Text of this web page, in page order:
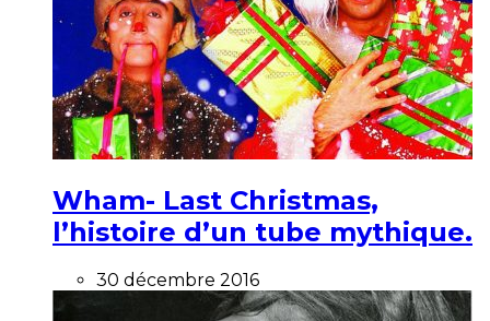
Wham- Last Christmas,
l’histoire d’un tube mythique.
30 décembre 2016